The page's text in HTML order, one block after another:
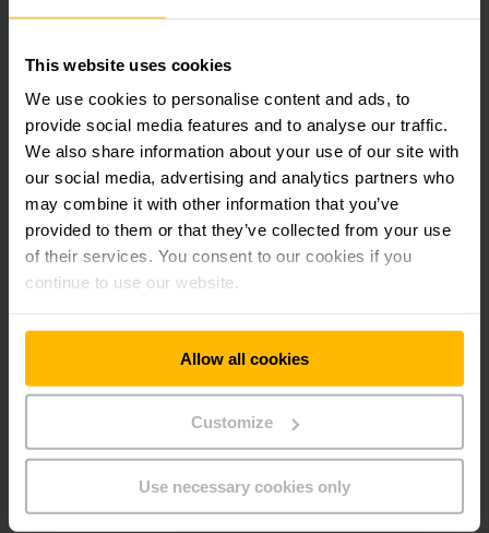
This website uses cookies
We use cookies to personalise content and ads, to
provide social media features and to analyse our traffic.
We also share information about your use of our site with
our social media, advertising and analytics partners who
may combine it with other information that you’ve
provided to them or that they’ve collected from your use
of their services. You consent to our cookies if you
continue to use our website.
Allow all cookies
Customize
Use necessary cookies only
Características
Solución inteligente de gestión de la energía y
de la carga
Peak Shaving: establecimiento del consumo
máximo de potencia
Priorización inteligente
Protección en caso de avería
Conectividad óptima de los cargadores